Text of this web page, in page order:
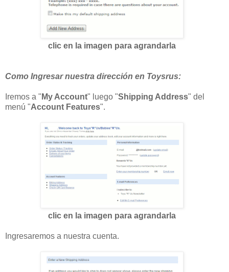
clic en la imagen para agrandarla
Como Ingresar nuestra dirección en Toysrus:
Iremos a " My Account" luego "Shipping Address" del
menú "Account Features".
clic en la imagen para agrandarla
Ingresaremos a nuestra cuenta.